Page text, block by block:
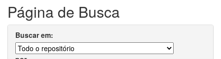
Página de Busca
Buscar em: